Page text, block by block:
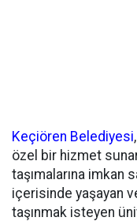
Keçiören Belediyesi
özel bir hizmet
taşımalarına imkan
içerisinde yaşayan
taşınmak isteyen